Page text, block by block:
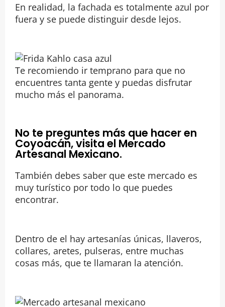
En realidad, la fachada es totalmente azul por
fuera y se puede distinguir desde lejos.
Te recomiendo ir temprano para que no
encuentres tanta gente y puedas disfrutar
mucho más el panorama.
No te preguntes más que hacer en
Coyoacán, visita el Mercado
Artesanal Mexicano.
También debes saber que este mercado es
muy turístico por todo lo que puedes
encontrar.
Dentro de el hay artesanías únicas, llaveros,
collares, aretes, pulseras, entre muchas
cosas más, que te llamaran la atención.